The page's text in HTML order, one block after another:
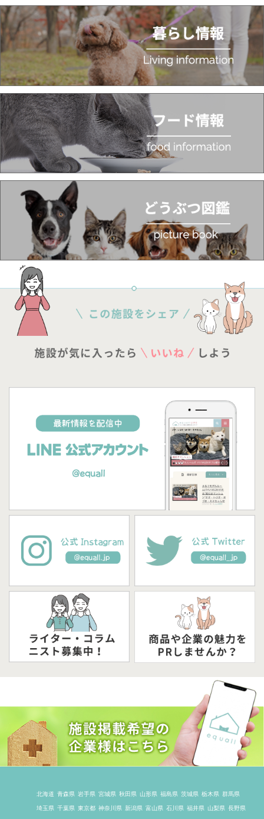
北海道 青森県 岩手県 宮城県 秋田県 山形県 福島県 茨城県 栃木県 群馬県
埼玉県 千葉県 東京都 神奈川県 新潟県 富山県 石川県 福井県 山梨県 長野県